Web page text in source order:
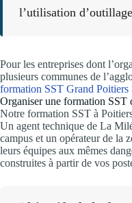
l’utilisation
Pour les entreprises dont
plusieurs communes de
formation SST Grand
Organiser une formation SST
Notre formation SST à
Un agent technique de La
campus et un opérateur de la
leurs équipes aux mêmes
construites à partir de vos